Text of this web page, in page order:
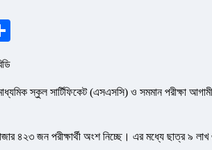
স্কুল সার্টিফিকেট (এসএসসি) ও সমমান পরীক্ষা
৪২৩ জন পরীক্ষার্থী অংশ নিচ্ছে। এর মধ্যে ছাত্র ৯